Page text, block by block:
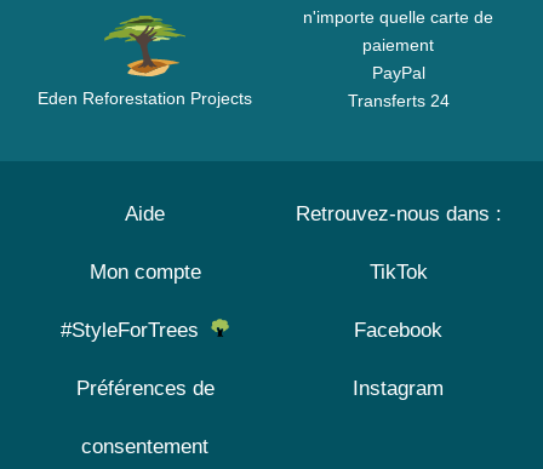
Eden Reforestation Projects
n'importe quelle carte de
paiement
PayPal
Transferts 24
Aide
Mon compte
#StyleForTrees
Préférences de
consentement
Retrouvez-nous dans :
TikTok
Facebook
Instagram